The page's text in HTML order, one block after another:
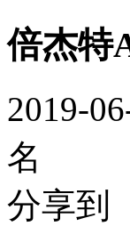
倍杰特
2019-
名
分享到